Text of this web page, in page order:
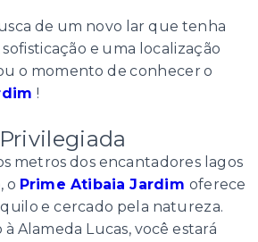
de um novo lar que tenha
e uma localização
o momento de conhecer o
!
metros dos encantadores lagos
o Prime Atibaia Jardim oferece
e cercado pela natureza.
à Alameda Lucas, você estará